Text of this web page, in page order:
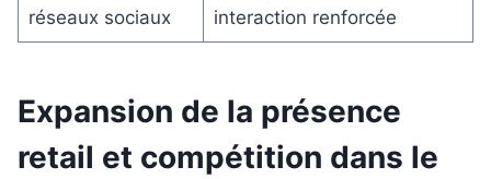
réseaux sociaux
interaction renforcée
Expansion de la présence
retail et compétition dans le